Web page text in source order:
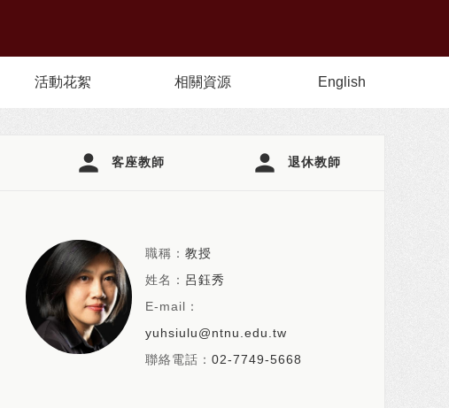
活動花絮 相關資源 English
person 客座教師 person 退休教師
職稱：教授
姓名： 呂鈺秀
E-mail：
yuhsiulu@ntnu.edu.tw
聯絡電話：02-7749-5668